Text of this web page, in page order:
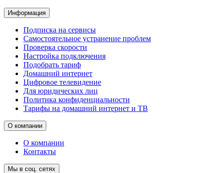
Информация
Подписка на сервисы
Самостоятельное устранение проблем
Проверка скорости
Настройка подключения
Подобрать тариф
Домашний интернет
Цифровое телевидение
Для юридических лиц
Политика конфиденциальности
Тарифы на домашний интернет и ТВ
О компании
О компании
Контакты
Мы в соц. сетях